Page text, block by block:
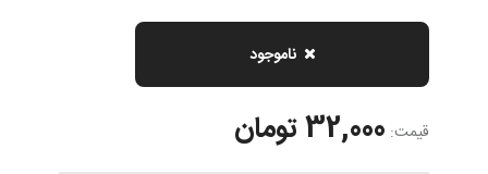
ناموجود
قیمت: 32,000 تومان